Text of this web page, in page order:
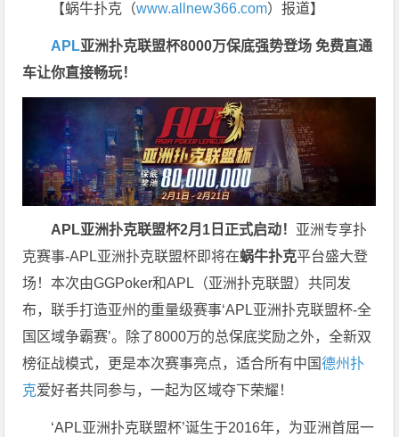
【蜗牛扑克（www.allnew366.com）报道】
APL亚洲扑克联盟杯8000万保底强势登场 免费直通
车让你直接畅玩！
APL亚洲扑克联盟杯2月 1 日正式启动！ 亚洲专享扑
克赛事-APL亚洲扑克联盟杯即将在蜗牛扑克平台盛大登
场！本次由GGPoker和APL（亚洲扑克联盟）共同发
布，联手打造亚州的重量级赛事‘APL亚洲扑克联盟杯-全
国区域争霸赛’。除了8000万的总保底奖励之外，全新双
榜征战模式，更是本次赛事亮点，适合所有中国德州扑
克爱好者共同参与，一起为区域夺下荣耀！
‘APL亚洲扑克联盟杯’诞生于2016年，为亚洲首屈一